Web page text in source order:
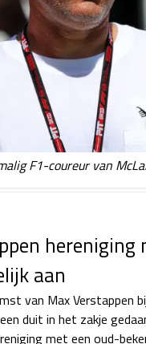
F1-coureur van
hereniging
aan
van Max Verstappen
duit in het zakje
met een oud-